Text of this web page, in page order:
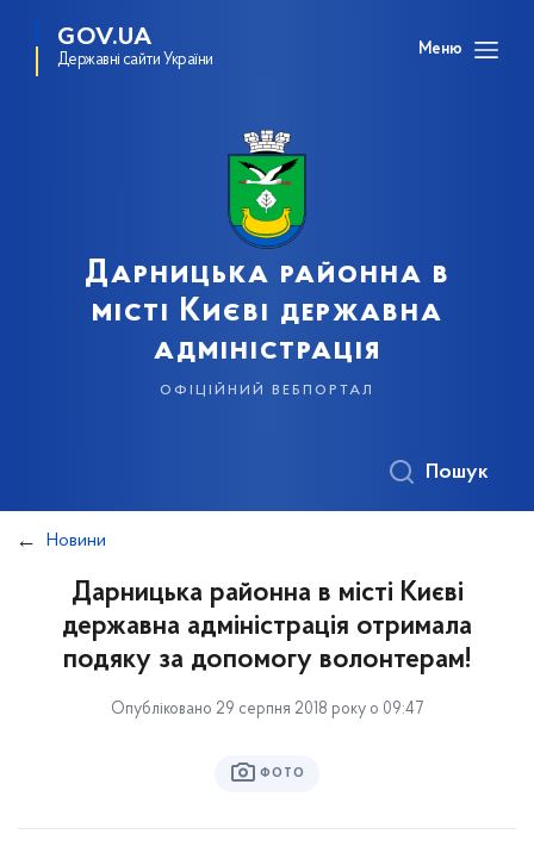
GOV.UA
Державні сайти України
Меню
Дарницька районна в
місті Києві державна
адміністрація
офіційний вебпортал
Пошук
Новини
Дарницька районна в місті Києві
державна адміністрація отримала
подяку за допомогу волонтерам!
Опубліковано 29 серпня 2018 року о 09:47
ФОТО